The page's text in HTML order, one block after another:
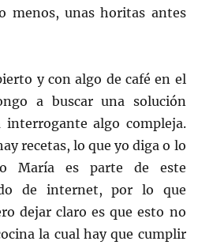
menos, unas horitas antes
y con algo de café en el
a buscar una solución
algo compleja.
recetas, lo que yo diga o lo
María es parte de este
de internet, por lo que
dejar claro es que esto no
la cual hay que cumplir